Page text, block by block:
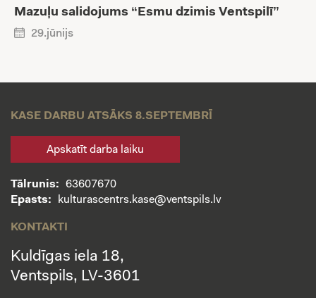
Mazuļu salidojums “Esmu dzimis Ventspilī”
29.jūnijs
KASE DARBU ATSĀKS 8.SEPTEMBRĪ
Apskatīt darba laiku
Tālrunis:
63607670
Epasts:
kulturascentrs.kase@ventspils.lv
KONTAKTI
Kuldīgas iela 18,
Ventspils, LV-3601